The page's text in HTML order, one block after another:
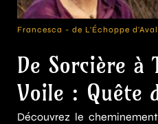
Francesca - de L'Échoppe
De Sorcière à
Voile : Quête
Découvrez le